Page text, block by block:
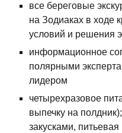
все береговые
на Зодиаках в ходе
условий и решения
информационное
полярными
лидером
четырехразовое
выпечку на
закусками,